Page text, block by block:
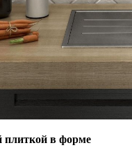
плиткой в форме